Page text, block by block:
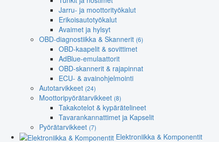
Jarru- ja moottorityökalut
Erikoisautotyökalut
Avaimet ja hylsyt
OBD-diagnostiikka & Skannerit (6)
OBD-kaapelit & sovittimet
AdBlue-emulaattorit
OBD-skannerit & rajapinnat
ECU- & avainohjelmointi
Autotarvikkeet (24)
Moottoripyörätarvikkeet (8)
Takakotelot & kypärätelineet
Tavarankannattimet ja Kapselit
Pyörätarvikkeet (7)
Elektroniikka & Komponentit